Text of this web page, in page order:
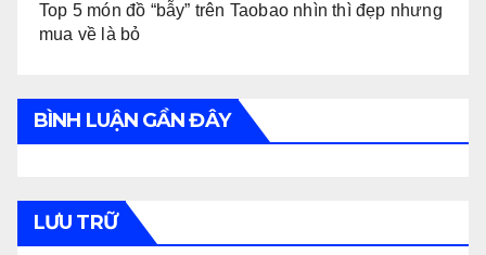
Top 5 món đồ “bẫy” trên Taobao nhìn thì đẹp nhưng
mua về là bỏ
BÌNH LUẬN GẦN ĐÂY
LƯU TRỮ